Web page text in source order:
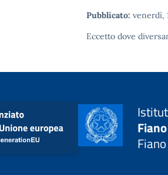
Pubblicato: venerdì,
Eccetto dove